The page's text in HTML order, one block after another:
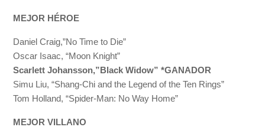
MEJOR HÉROE
Daniel Craig,”No Time to Die”
Oscar Isaac, “Moon Knight”
Scarlett Johansson,”Black Widow” *GANADOR
Simu Liu, “Shang-Chi and the Legend of the Ten Rings”
Tom Holland, “Spider-Man: No Way Home”
MEJOR VILLANO